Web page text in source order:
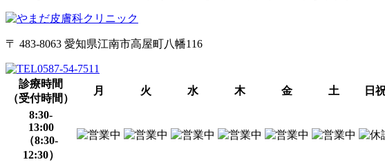
〒 483-8063 愛知県江南市高屋町八幡116
0587-54-7511
診療時間
（受付時間）
月 火 水 木 金 土 日
8:30-
13:00
（8:30-
12:30）